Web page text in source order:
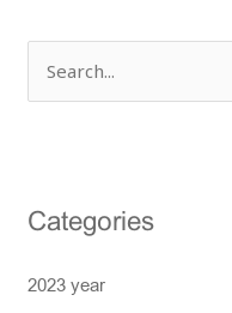
c
f
Categories
2023 year